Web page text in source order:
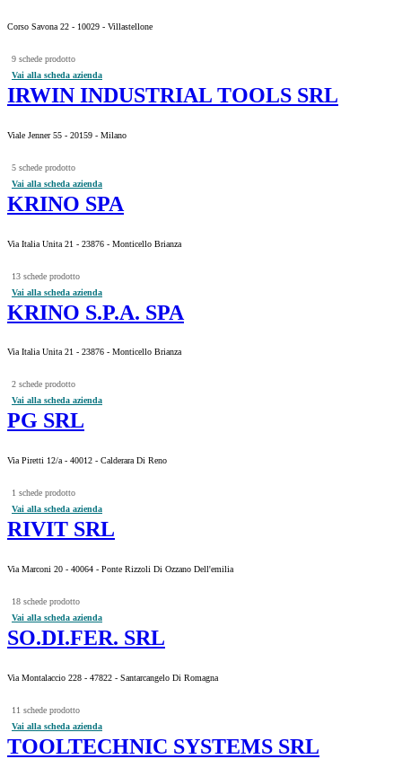
Corso Savona 22 - 10029 - Villastellone
9 schede prodotto
Vai alla scheda azienda
IRWIN INDUSTRIAL TOOLS SRL
Viale Jenner 55 - 20159 - Milano
5 schede prodotto
Vai alla scheda azienda
KRINO SPA
Via Italia Unita 21 - 23876 - Monticello Brianza
13 schede prodotto
Vai alla scheda azienda
KRINO S.P.A. SPA
Via Italia Unita 21 - 23876 - Monticello Brianza
2 schede prodotto
Vai alla scheda azienda
PG SRL
Via Piretti 12/a - 40012 - Calderara Di Reno
1 schede prodotto
Vai alla scheda azienda
RIVIT SRL
Via Marconi 20 - 40064 - Ponte Rizzoli Di Ozzano Dell'emilia
18 schede prodotto
Vai alla scheda azienda
SO.DI.FER. SRL
Via Montalaccio 228 - 47822 - Santarcangelo Di Romagna
11 schede prodotto
Vai alla scheda azienda
TOOLTECHNIC SYSTEMS SRL